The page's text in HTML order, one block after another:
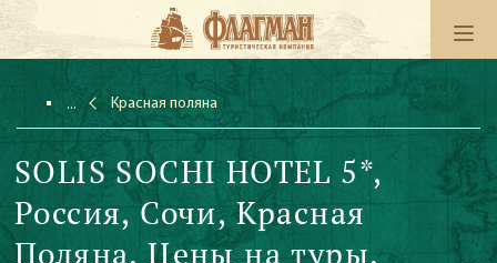
Красная поляна
SOLIS SOCHI HOTEL 5*,
Россия, Сочи, Красная
Поляна. Цены на туры.